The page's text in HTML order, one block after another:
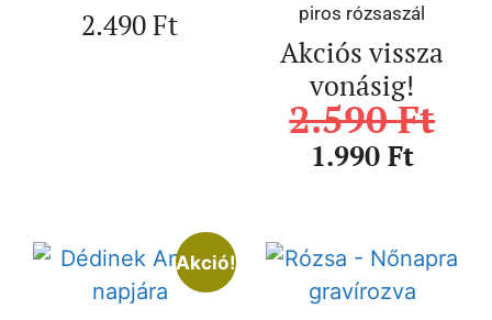
2.490Ft
piros rózsaszál
Akciós vissza
vonásig!
2.590Ft
1.990 Ft
Akció!